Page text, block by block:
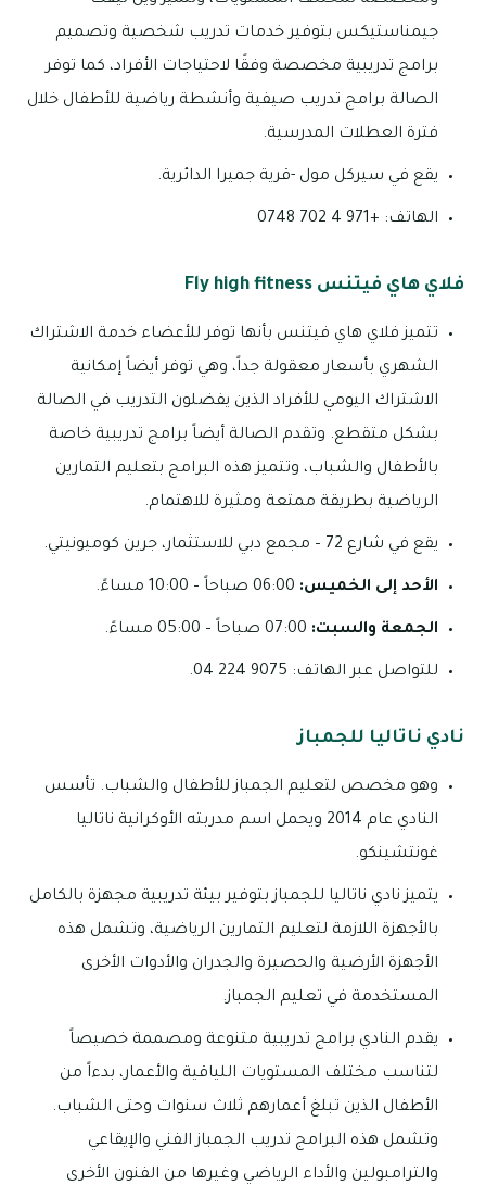
جيمناستيكس بتوفير خدمات تدريب شخصية وتصميم
برامج تدريبية مخصصة وفقًا لاحتياجات الأفراد، كما توفر
الصالة برامج تدريب صيفية وأنشطة رياضية للأطفال خلال
فترة العطلات المدرسية.
يقع في سيركل مول -قرية جميرا الدائرية.
الهاتف: +971 4 702 0748
فلاي هاي فيتنس Fly high fitness
تتميز فلاي هاي فيتنس بأنها توفر للأعضاء خدمة الاشتراك
الشهري بأسعار معقولة جداً، وهي توفر أيضاً إمكانية
الاشتراك اليومي للأفراد الذين يفضلون التدريب في الصالة
بشكل متقطع. وتقدم الصالة أيضاً برامج تدريبية خاصة
بالأطفال والشباب، وتتميز هذه البرامج بتعليم التمارين
الرياضية بطريقة ممتعة ومثيرة للاهتمام.
يقع في شارع 72 – مجمع دبي للاستثمار، جرين كوميونيتي.
الأحد إلى الخميس: 06:00 صباحاً – 10:00 مساءً.
الجمعة والسبت: 07:00 صباحاً – 05:00 مساءً.
للتواصل عبر الهاتف: 9075 224 04.
نادي ناتاليا للجمباز
وهو مخصص لتعليم الجمباز للأطفال والشباب. تأسس
النادي عام 2014 ويحمل اسم مدربته الأوكرانية ناتاليا
غونتشينكو.
يتميز نادي ناتاليا للجمباز بتوفير بيئة تدريبية مجهزة بالكامل
بالأجهزة اللازمة لتعليم التمارين الرياضية، وتشمل هذه
الأجهزة الأرضية والحصيرة والجدران والأدوات الأخرى
المستخدمة في تعليم الجمباز.
يقدم النادي برامج تدريبية متنوعة ومصممة خصيصاً
لتناسب مختلف المستويات اللياقية والأعمار، بدءاً من
الأطفال الذين تبلغ أعمارهم ثلاث سنوات وحتى الشباب.
وتشمل هذه البرامج تدريب الجمباز الفني والإيقاعي
والترامبولين والأداء الرياضي وغيرها من الفنون الأخرى